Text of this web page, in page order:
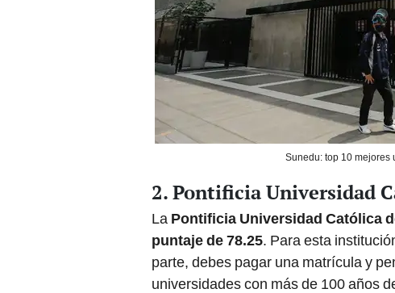
Sunedu: top 10 mejores
2. Pontificia Universidad
La Pontificia Universidad Católica
puntaje de 78.25. Para esta
parte, debes pagar una matrícula y
universidades con más de 100 años